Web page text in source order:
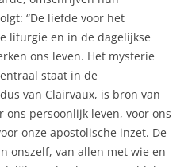
“De liefde voor het
liturgie en in de dagelijkse
ons leven. Het mysterie
staat in de
van Clairvaux, is bron van
persoonlijk leven, voor ons
onze apostolische inzet. De
onszelf, van allen met wie en